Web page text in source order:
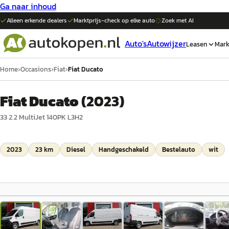
Ga naar inhoud
Alleen erkende dealers Marktprijs-check op elkeauto Zoek met AI
Auto'sAutowijzerLeasen
Home›Occasions›Fiat›Fiat Ducato
Fiat Ducato(2023)
33 2.2 MultiJet 140PK L3H2
2023 23 km Diesel Handgeschakeld Bestelauto wit